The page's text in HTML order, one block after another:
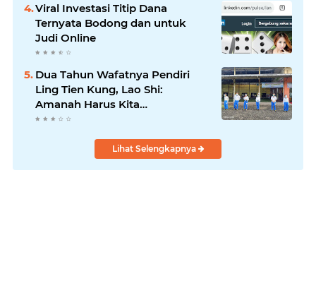
Viral Investasi Titip Dana
Ternyata Bodong dan untuk
Judi Online
Dua Tahun Wafatnya Pendiri
Ling Tien Kung, Lao Shi:
Amanah Harus Kita
Laksanakan!
Lihat Selengkapnya